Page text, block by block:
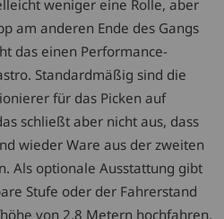
weniger eine Rolle, aber
am anderen Ende des Gangs
das einen Performance-
Standardmäßig sind die
für das Picken auf
schließt aber nicht aus, dass
wieder Ware aus der zweiten
Als optionale Ausstattung gibt
Stufe oder der Fahrerstand
von 2,8 Metern hochfahren.